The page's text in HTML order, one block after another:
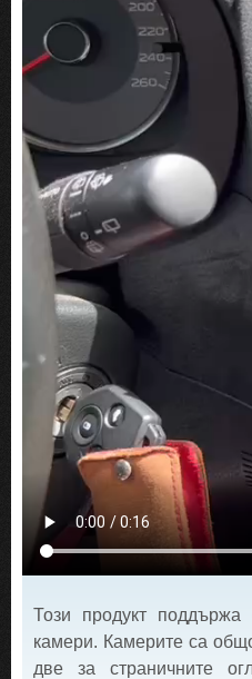
Този продукт поддържа
камери. Камерите са
две за страничните